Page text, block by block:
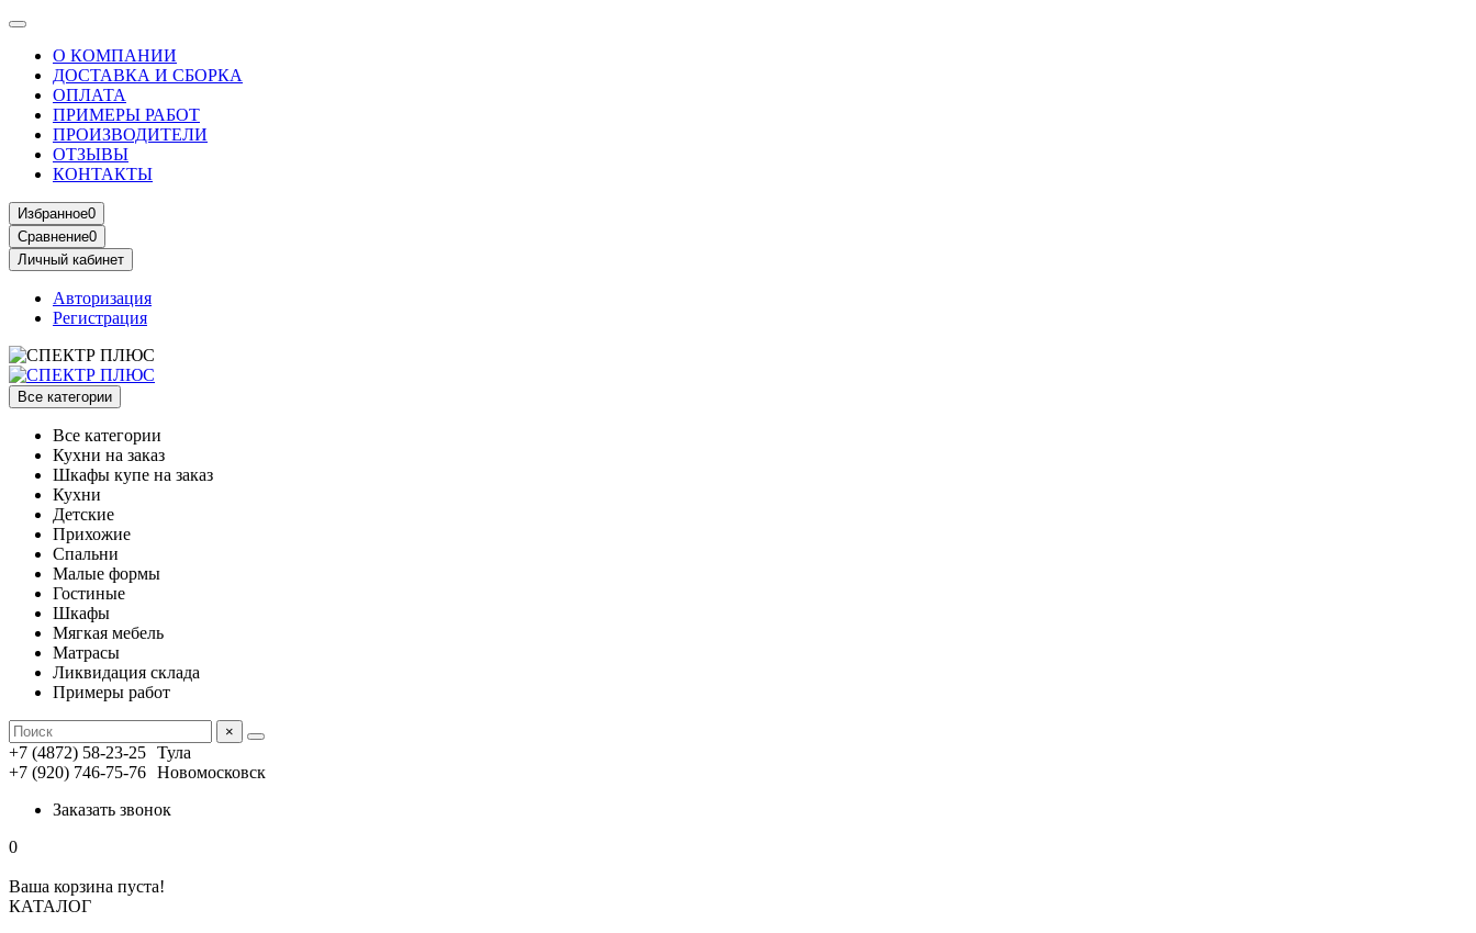
О КОМПАНИИ
ДОСТАВКА И СБОРКА
ОПЛАТА
ПРИМЕРЫ РАБОТ
ПРОИЗВОДИТЕЛИ
ОТЗЫВЫ
КОНТАКТЫ
Избранное0
Сравнение0
Личный кабинет
Авторизация
Регистрация
Все категории
Все категории
Кухни на заказ
Шкафы купе на заказ
Кухни
Детские
Прихожие
Спальни
Малые формы
Гостиные
Шкафы
Мягкая мебель
Матрасы
Ликвидация склада
Примеры работ
×
+7 (4872) 58-23-25 Тула
+7 (920) 746-75-76 Новомосковск
Заказать звонок
0
Ваша корзина пуста!
КАТАЛОГ